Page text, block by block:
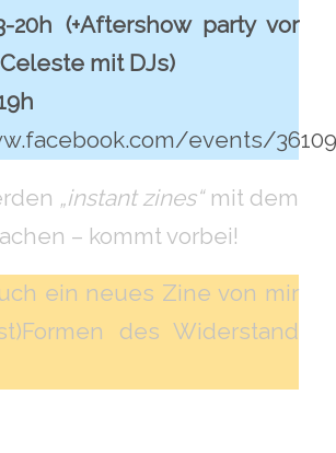
20h (+Aftershow party vor
mit DJs)
events/
„instant zines“mit dem
– kommt vorbei!
ein neues Zine von mir
des Widerstand